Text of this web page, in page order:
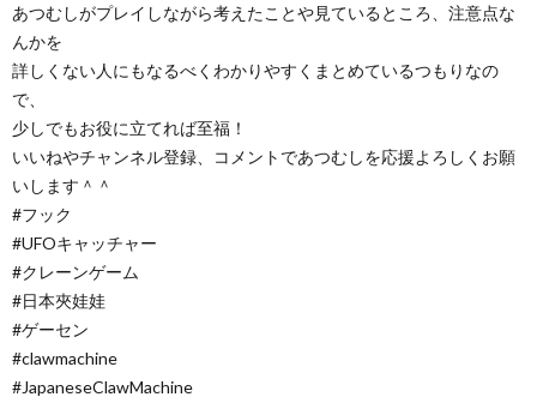
あつむしがプレイしながら考えたことや見ているところ、注意点な
んかを
詳しくない人にもなるべくわかりやすくまとめているつもりなの
で、
少しでもお役に立てれば至福！
いいねやチャンネル登録、コメントであつむしを応援よろしくお願
いします＾＾
#フック
#UFOキャッチャー
#クレーンゲーム
#日本夾娃娃
#ゲーセン
#clawmachine
#JapaneseClawMachine